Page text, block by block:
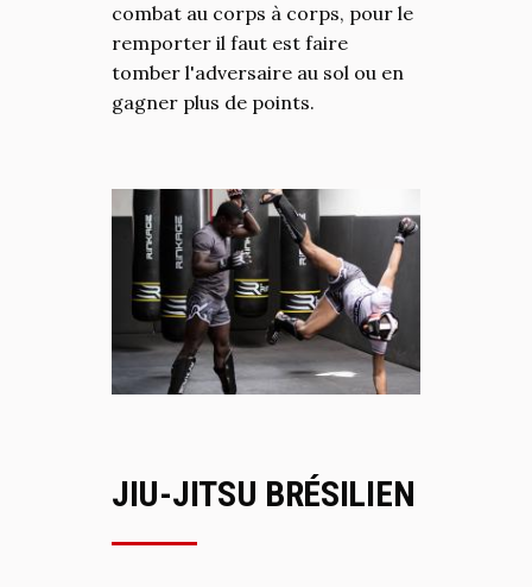
combat au corps à corps, pour le
remporter il faut est faire
tomber l'adversaire au sol ou en
gagner plus de points.
JIU-JITSU BRÉSILIEN